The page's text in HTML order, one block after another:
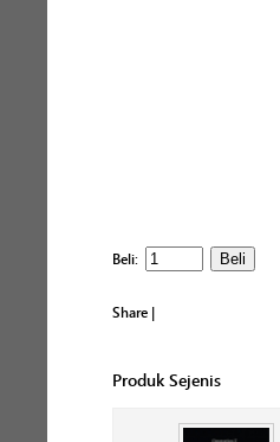
Beli:
Share |
Produk Sejenis